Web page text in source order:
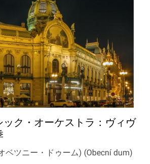
ック・オーケストラ：ヴィヴ
ベツニー・ドゥーム) (Obecní dum)